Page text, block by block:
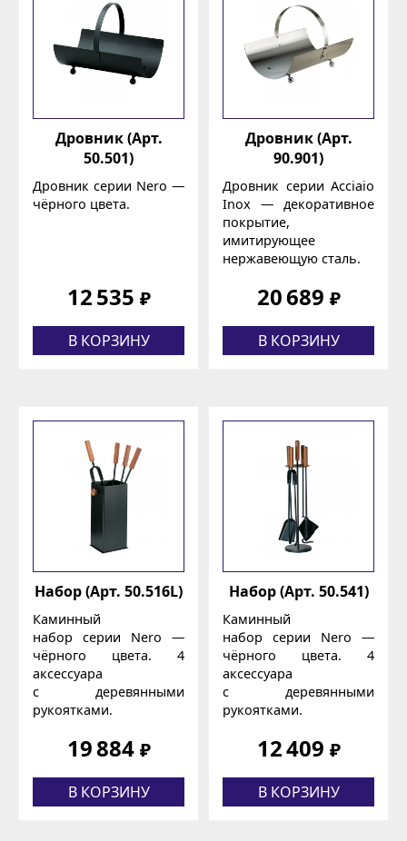
Дровник (Арт.
50.501)
Дровник серии Nero —
чёрного цвета.
12 535 ₽
В КОРЗИНУ
Дровник (Арт.
90.901)
Дровник серии Acciaio
Inox — декоративное
покрытие,
имитирующее
нержавеющую сталь.
20 689 ₽
В КОРЗИНУ
Набор (Арт. 50.516L)
Каминный
набор серии Nero —
чёрного цвета. 4
аксессуара
с деревянными
рукоятками.
19 884 ₽
В КОРЗИНУ
Набор (Арт. 50.541)
Каминный
набор серии Nero —
чёрного цвета. 4
аксессуара
с деревянными
рукоятками.
12 409 ₽
В КОРЗИНУ